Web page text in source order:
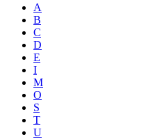
A
B
C
D
E
I
M
O
S
T
U